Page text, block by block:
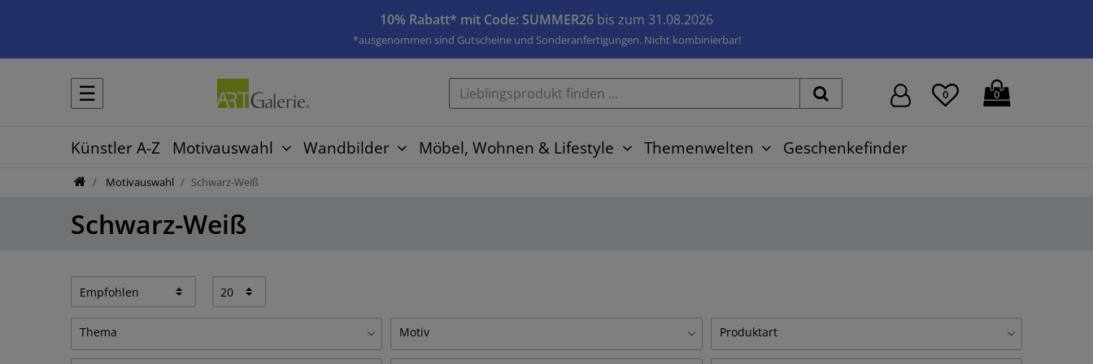
10% Rabatt* mit Code: SUMMER26 bis zum 31.08.2026
*ausgenommen sind Gutscheine und Sonderanfertigungen. Nicht kombinierbar!
☰ 0 0
Künstler A-Z Motivauswahl Wandbilder Möbel, Wohnen & Lifestyle Themenwelten Geschenkefinder
Motivauswahl Schwarz-Weiß
Schwarz-Weiß
Thema
Motiv
Produktart